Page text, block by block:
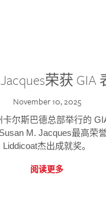
Jacques荣获 GIA
November 10, 2025
卡尔斯巴德总部举行的
M. Jacques最高荣
Liddicoat杰出成就奖。
阅读更多